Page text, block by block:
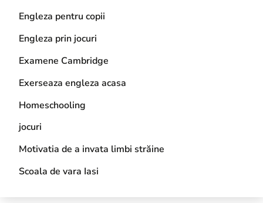
Engleza pentru copii
Engleza prin jocuri
Examene Cambridge
Exerseaza engleza acasa
Homeschooling
jocuri
Motivatia de a invata limbi străine
Scoala de vara Iasi